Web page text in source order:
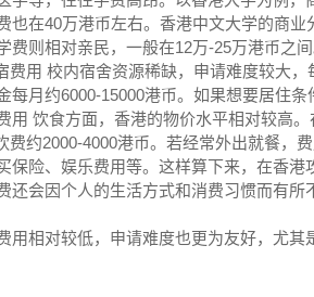
也在40万港币左右。香港中文大学的商
费则相对亲民，一般在12万-25万港币之
费用 校内宿舍资源稀缺，申请难度较大
每月约6000-15000港币。如果想要居住
用 饮食方面，香港的物价水平相对较高
费约2000-4000港币。若经常外出就餐，
保险、娱乐费用等。这样算下来，在香港
还会因个人的生活方式和消费习惯而有所
用相对较低，申请难度也更为友好，尤其